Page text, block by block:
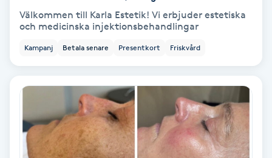
Färgning
Föning
Gelenaglar
Välkommen till Karla Estetik! Vi erbjuder estetiska
och medicinska injektionsbehandlingar
Kampanj Betala senare Presentkort Friskvård